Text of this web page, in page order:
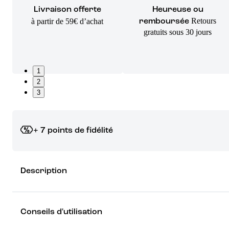
Livraison offerte
à partir de 59€ d’achat
Heureuse ou
remboursée Retours
gratuits sous 30 jours
1
2
3
+ 7 points de fidélité
rêver !
Découvrez les récompenses
Description
Conseils d'utilisation